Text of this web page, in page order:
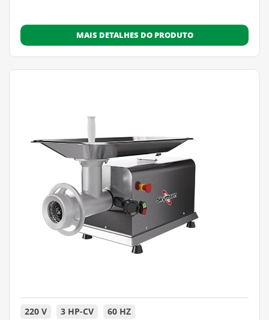
MAIS DETALHES DO PRODUTO
220 V 3 HP-CV 60 HZ